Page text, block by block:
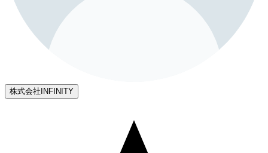
株式会社INFINITY